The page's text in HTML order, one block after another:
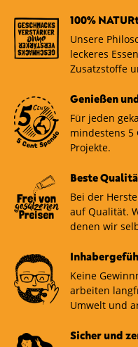
100%
Unsere
leckeres
Zusatzstoffe
Genießen
Für jeden
mindestens 5
Projekte.
Beste
Bei der
auf Qualität.
denen wir
Keine
arbeiten
Umwelt und
Sicher und